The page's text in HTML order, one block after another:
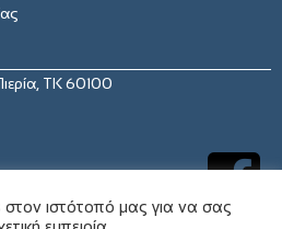
ΤΚ 60100
ιστότοπό μας για να σας